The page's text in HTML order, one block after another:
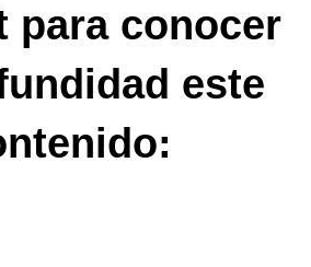
para conocer
este